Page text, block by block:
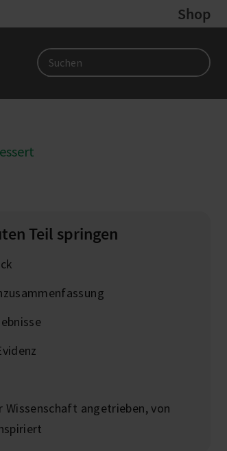
Shop
Search
Teil springen
Wissenschaft angetrieben, von